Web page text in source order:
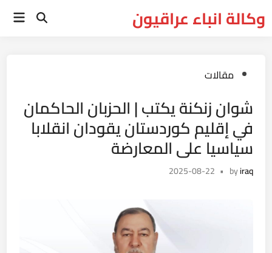
toوكالة انباء عراقيون Open
Postedمقالات
شوان زنكنة يكتب | الحزبان الحاكمان
في إقليم كوردستان يقودان انقلابا
سياسيا على المعارضة
byiraq
•
2025-08-22